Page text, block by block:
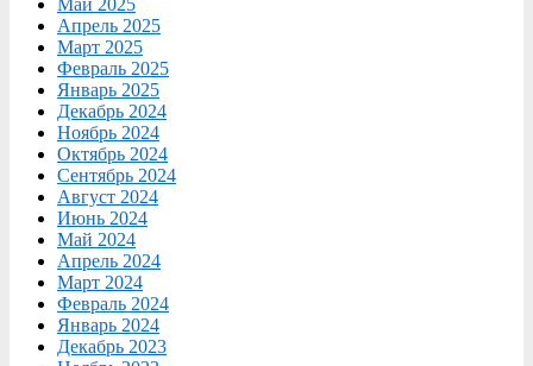
Апрель 2025
Март 2025
Февраль 2025
Январь 2025
Декабрь 2024
Ноябрь 2024
Октябрь 2024
Сентябрь 2024
Август 2024
Июнь 2024
Май 2024
Апрель 2024
Март 2024
Февраль 2024
Январь 2024
Декабрь 2023